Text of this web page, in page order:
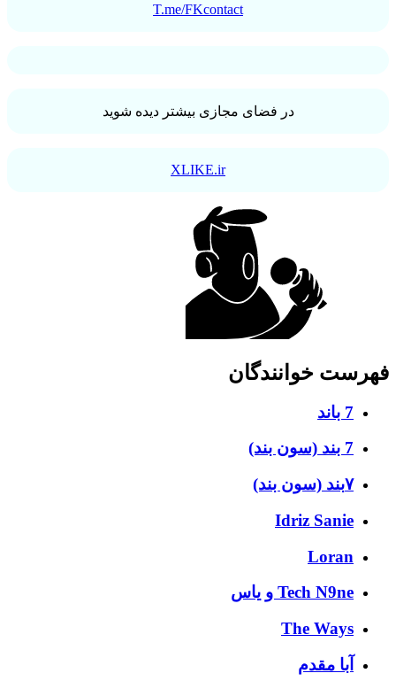
T.me/FKcontact
در فضای مجازی بیشتر دیده شوید
XLIKE.ir
خوانندگان
Idriz Sanie
Loran
Tech N9ne و یاس
The Ways
آبا مقدم